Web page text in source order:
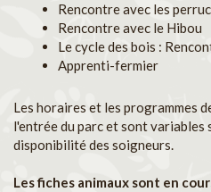
Rencontre avec les
Rencontre avec le Hibou
Le cycle des bois :
Apprenti-fermier
Les horaires et les programmes
l'entrée du parc et sont variables
disponibilité des soigneurs.
Les fiches animaux sont en